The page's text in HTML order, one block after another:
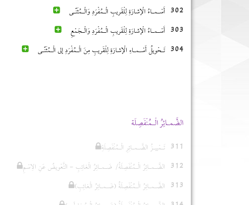
302 أَسْـمـاءُ الْإشارَةِ لِلْقَريبِ الْـمُفْرَدِ وَالْـمُثَنّـى
303 أَسْـمـاءُ الْإشارَةِ لِلْقَريبِ الْـمُفْرَدِ وَالْـجَمْعِ
304 تَـحْويلُ أَسْـمـاءِ الْإشارَةِ لِلْقَريبِ مِنَ الْـمُفْرَدِ إلى الْـمُثَنّـى
الضَّمـائِرُ الْـمُنْفَصِلَة
311 تَـمْييـزُ الضَّـمـائِرِ الْـمُنْفَصِلَةِ
312 الضَّـمـائِرُ الْـمُنْفَصِلَةُ/ ضَـمـائِرُ الْغائِبِ - التَّعْويضُ عَنِ الِاسْمِ
313 (الضَّـمـائِرُ الْـمُنْفَصِلَةُ (ضَـمـائِرُ الْغائِبِ